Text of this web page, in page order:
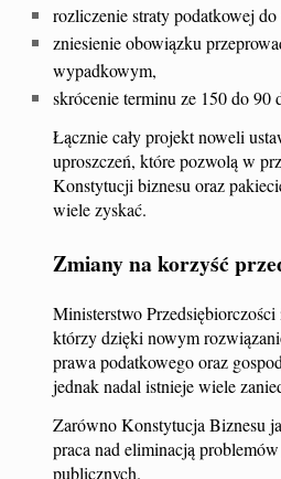
rozliczenie straty podatkowej
zniesienie obowiązku
wypadkowym,
skrócenie terminu ze 150 do 90
Łącznie cały projekt noweli
uproszczeń, które pozwolą w
Konstytucji biznesu oraz
wiele zyskać.
Zmiany na korzyść
Ministerstwo
którzy dzięki nowym
prawa podatkowego oraz
jednak nadal istnieje wiele
Zarówno Konstytucja Biznesu
praca nad eliminacją
publicznych.